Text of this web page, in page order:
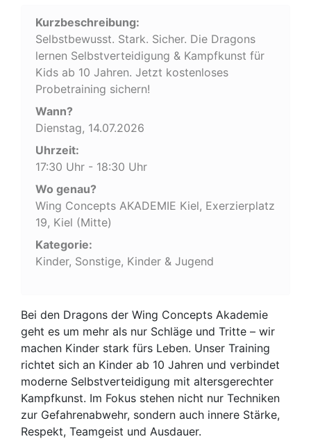
Kurzbeschreibung:
Selbstbewusst. Stark. Sicher. Die Dragons
lernen Selbstverteidigung & Kampfkunst für
Kids ab 10 Jahren. Jetzt kostenloses
Probetraining sichern!
Wann?
Dienstag, 14.07.2026
Uhrzeit:
17:30 Uhr - 18:30 Uhr
Wo genau?
Wing Concepts AKADEMIE Kiel, Exerzierplatz
19, Kiel (Mitte)
Kategorie:
Kinder, Sonstige, Kinder & Jugend
Bei den Dragons der Wing Concepts Akademie
geht es um mehr als nur Schläge und Tritte – wir
machen Kinder stark fürs Leben. Unser Training
richtet sich an Kinder ab 10 Jahren und verbindet
moderne Selbstverteidigung mit altersgerechter
Kampfkunst. Im Fokus stehen nicht nur Techniken
zur Gefahrenabwehr, sondern auch innere Stärke,
Respekt, Teamgeist und Ausdauer.